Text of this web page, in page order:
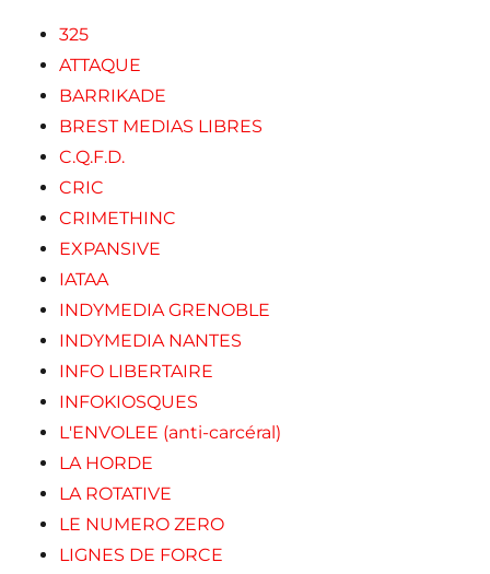
325
ATTAQUE
BARRIKADE
BREST MEDIAS LIBRES
C.Q.F.D.
CRIC
CRIMETHINC
EXPANSIVE
IATAA
INDYMEDIA GRENOBLE
INDYMEDIA NANTES
INFO LIBERTAIRE
INFOKIOSQUES
L'ENVOLEE (anti-carcéral)
LA HORDE
LA ROTATIVE
LE NUMERO ZERO
LIGNES DE FORCE